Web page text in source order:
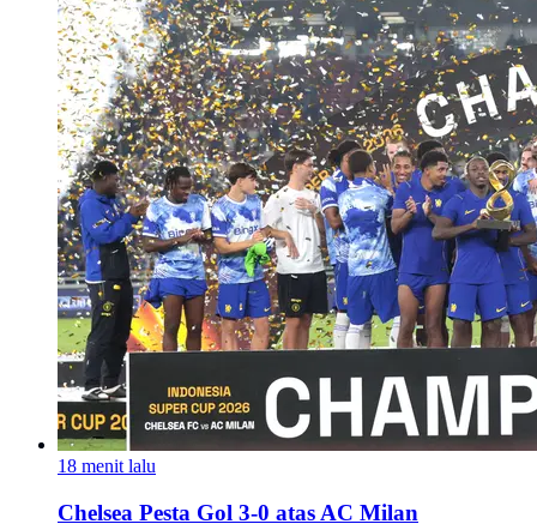
18 menit lalu
Chelsea Pesta Gol 3-0 atas AC Milan